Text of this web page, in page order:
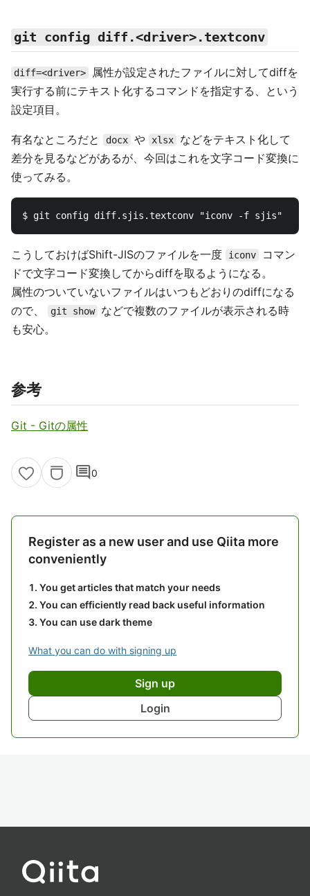
git config diff.<driver>.textconv
diff=<driver>
属性が設定されたファイルに対してdiffを
実行する前にテキスト化するコマンドを指定する、という
設定項目。
有名なところだと docx や xlsx
などをテキスト化して
差分を見るなどがあるが、今回はこれを文字コード変換に
使ってみる。
こうしておけばShift-JISのファイルを一度 iconv
コマン
ドで文字コード変換してからdiffを取るようになる。
属性のついていないファイルはいつもどおりのdiffになる
ので、
git show
などで複数のファイルが表示される時
も安心。
参考
Git - Gitの属性
comment0
Register as a new user and use Qiita more
conveniently
You get articles that match your needs
You can efficiently read back useful information
You can use dark theme
What you can do with signing up
Sign up
Login